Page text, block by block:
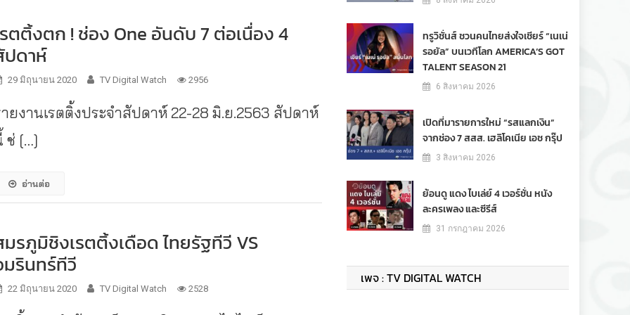
ตติ้งตก ! ช่อง One อันดับ 7 ต่อเนื่อง 4
ดาห์
29 มิถุนายน 2020 TV Digital Watch 2956
ยงานเรตติ้งประจำสัปดาห์ 22-28 มิ.ย.2563 สัปดาห์
ช่ […]
อ่านต่อ
รภูมิชิงเรตติ้งเดือด ไทยรัฐทีวี VS
รินทร์ทีวี
22 มิถุนายน 2020 TV Digital Watch 2528
ทรูวิชั่นส์ ชวนคนไทยส่งใจเชียร์ “เนเน่
รอยัล” บนเวทีโลก AMERICA’S GOT
TALENT SEASON 21
6 สิงหาคม 2026
เปิดที่มารายการใหม่ “รสแลกเงิน”
จากช่อง 7 สสส. เฮลิโคเนีย เอช กรุ๊ป
3 สิงหาคม 2026
ย้อนดู แดง ไบเล่ย์ 4 เวอร์ชั่น หนัง
ละครเพลง และซีรีส์
31 กรกฎาคม 2026
เพจ : TV DIGITAL WATCH